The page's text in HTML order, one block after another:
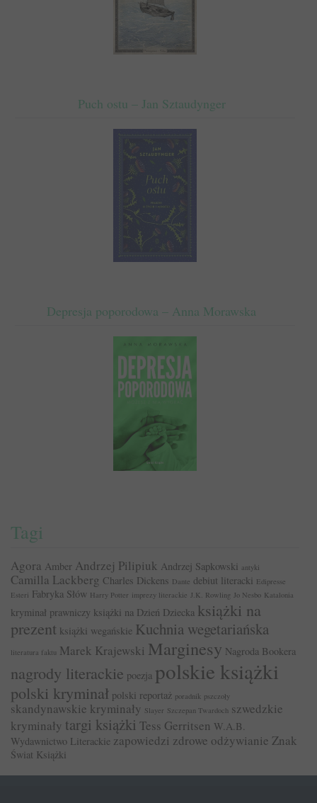
Puch ostu – Jan Sztaudynger
Depresja poporodowa – Anna Morawska
Tagi
Agora Amber Andrzej Pilipiuk Andrzej Sapkowski antyki
Camilla Lackberg Charles Dickens Dante debiut literacki Edipresse
Esteri Fabryka Słów Harry Potter imprezy literackie J.K. Rowling Jo Nesbo Katalonia
kryminał prawniczy książki na Dzień Dziecka książki na
prezent książki wegańskie Kuchnia wegetariańska
literatura faktu Marek Krajewski Marginesy Nagroda Bookera
nagrody literackie poezja polskie książki
polski kryminał polski reportaż poradnik pszczoły
skandynawskie kryminały Slayer Szczepan Twardoch szwedzkie
kryminały targi książki Tess Gerritsen W.A.B.
Wydawnictwo Literackie zapowiedzi zdrowe odżywianie Znak
Świat Książki